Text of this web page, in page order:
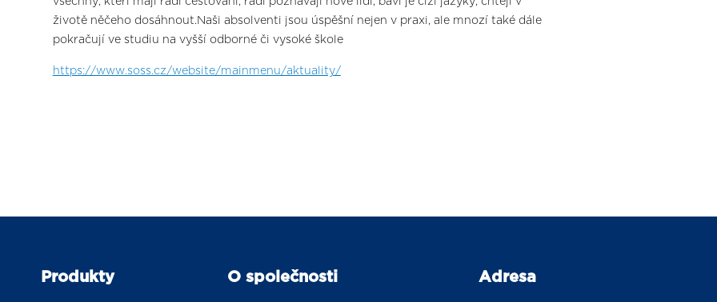
životě něčeho dosáhnout.Naši absolventi jsou úspěšní nejen v praxi, ale mnozí také dále
pokračují ve studiu na vyšší odborné či vysoké škole
https://www.soss.cz/website/mainmenu/aktuality/
Produkty O společnosti Adresa